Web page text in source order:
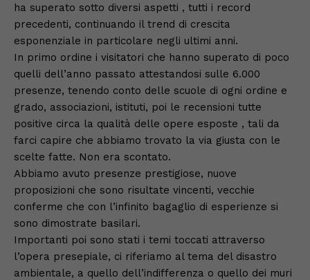
ha superato sotto diversi aspetti , tutti i record
precedenti, continuando il trend di crescita
esponenziale in particolare negli ultimi anni.
In primo ordine i visitatori che hanno superato di poco
quelli dell’anno passato attestandosi sulle 6.000
presenze, tenendo conto delle scuole di ogni ordine e
grado, associazioni, istituti, poi le recensioni tutte
positive circa la qualità delle opere esposte , tali da
farci capire che abbiamo trovato la via giusta con le
scelte fatte. Non era scontato.
Abbiamo avuto presenze prestigiose, nuove
proposizioni che sono risultate vincenti, vecchie
conferme che con l’infinito bagaglio di esperienze si
sono dimostrate basilari.
Importanti poi sono stati i temi toccati attraverso
l’opera presepiale, ci riferiamo al tema del disastro
ambientale, a quello dell’indifferenza o quello dei muri